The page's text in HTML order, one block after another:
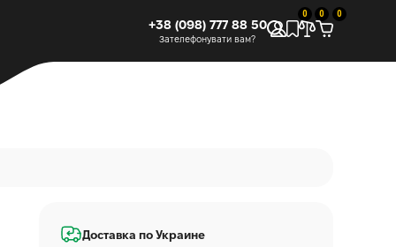
+38 (098) 777 88 50
Зателефонувати вам?
0 0 0
Доставка по Украине